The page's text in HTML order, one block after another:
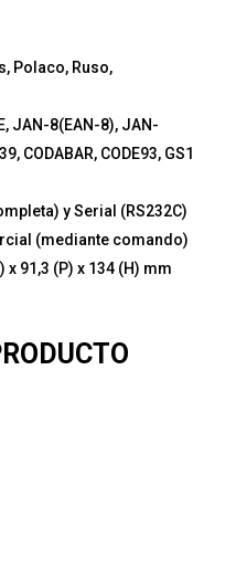
Polaco, Ruso,
JAN-8(EAN-8), JAN-
CODABAR, CODE93, GS1
y Serial (RS232C)
(mediante comando)
x 91,3 (P) x 134 (H) mm